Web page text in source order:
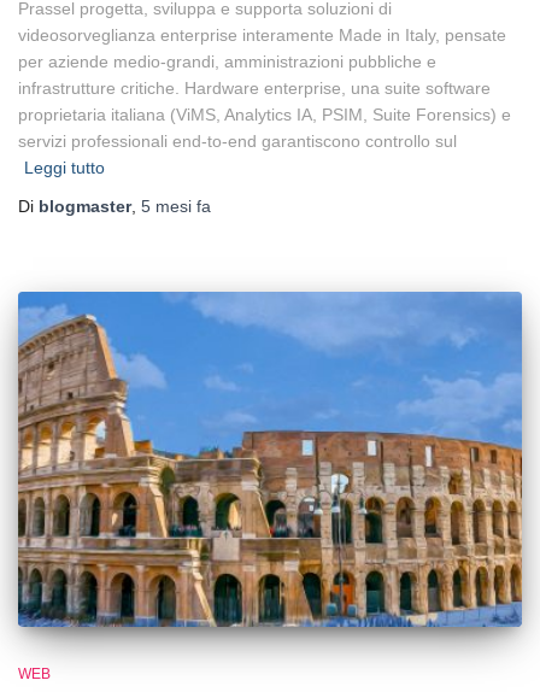
Prassel progetta, sviluppa e supporta soluzioni di
videosorveglianza enterprise interamente Made in Italy, pensate
per aziende medio-grandi, amministrazioni pubbliche e
infrastrutture critiche. Hardware enterprise, una suite software
proprietaria italiana (ViMS, Analytics IA, PSIM, Suite Forensics) e
servizi professionali end-to-end garantiscono controllo sul
Leggi tutto
Di blogmaster, 5 mesi fa
WEB